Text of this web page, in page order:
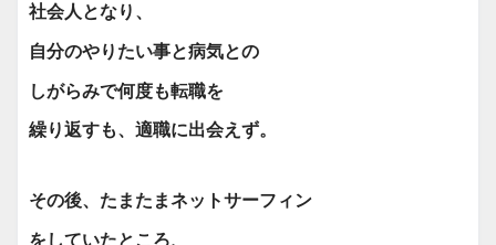
社会人となり、
自分のやりたい事と病気との
しがらみで何度も転職を
繰り返すも、適職に出会えず。
その後、たまたまネットサーフィン
を していたところ、